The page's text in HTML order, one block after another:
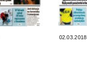
02.03.2018